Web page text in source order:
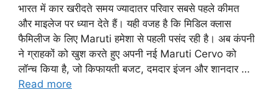
भारत में कार खरीदते समय ज्यादातर परिवार सबसे पहले कीमत
और माइलेज पर ध्यान देते हैं। यही वजह है कि मिडिल क्लास
फैमिलीज के लिए Maruti हमेशा से पहली पसंद रही है। अब कंपनी
ने ग्राहकों को खुश करते हुए अपनी नई Maruti Cervo को
लॉन्च किया है, जो किफायती बजट, दमदार इंजन और शानदार …
Read more